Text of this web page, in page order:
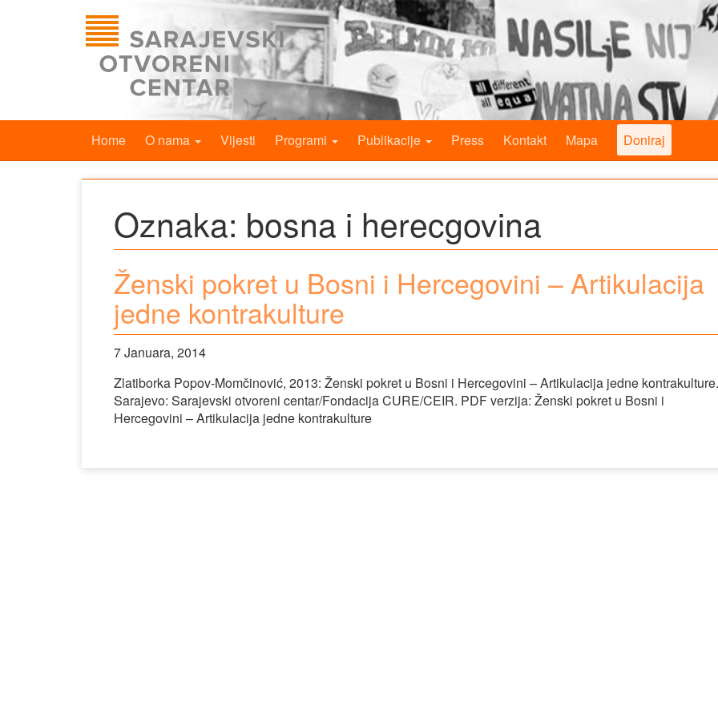
Home O nama Vijesti Programi Publikacije Press Kontakt Mapa Doniraj
Oznaka: bosna i herecgovina
Ženski pokret u Bosni i Hercegovini – Artikulacija
jedne kontrakulture
7 Januara, 2014
Zlatiborka Popov-Momčinović, 2013: Ženski pokret u Bosni i Hercegovini – Artikulacija jedne kontrakulture.
Sarajevo: Sarajevski otvoreni centar/Fondacija CURE/CEIR. PDF verzija: Ženski pokret u Bosni i
Hercegovini – Artikulacija jedne kontrakulture